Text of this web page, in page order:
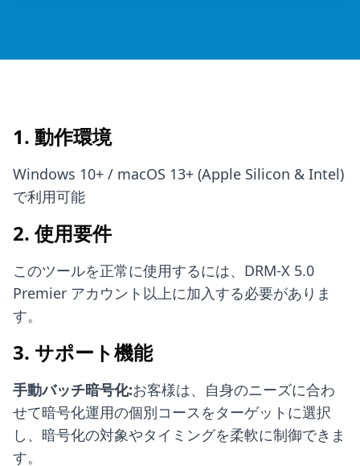
1. 動作環境
Windows 10+ / macOS 13+ (Apple Silicon & Intel)
で利用可能
2. 使用要件
このツールを正常に使用するには、DRM-X 5.0
Premier アカウント以上に加入する必要がありま
す。
3. サポート機能
手動バッチ暗号化:お客様は、自身のニーズに合わ
せて暗号化運用の個別コースをターゲットに選択
し、暗号化の対象やタイミングを柔軟に制御できま
す。